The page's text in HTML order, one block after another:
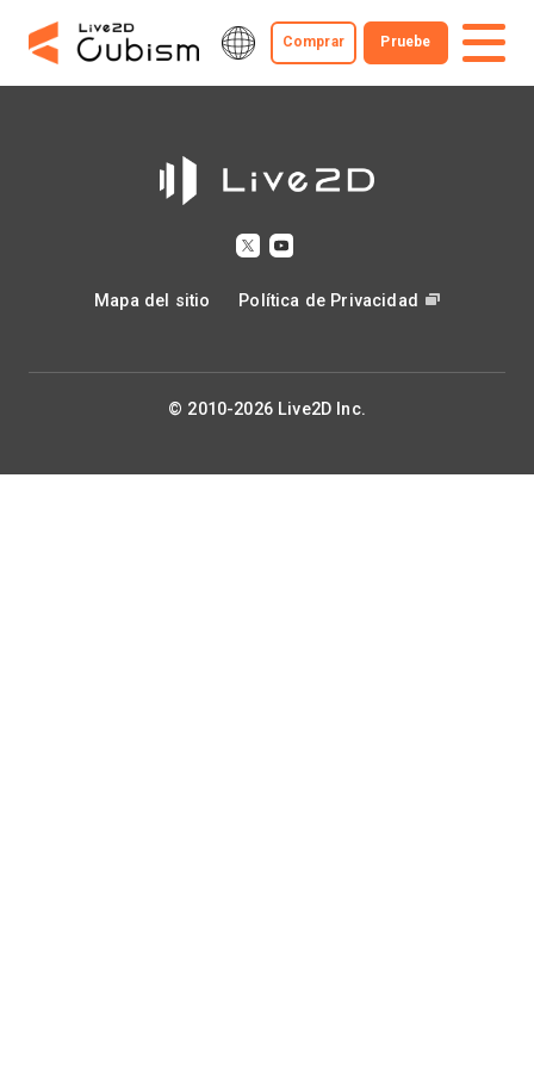
Comprar Pruebe
Mapa del sitio Política de Privacidad
© 2010-2026 Live2D Inc.